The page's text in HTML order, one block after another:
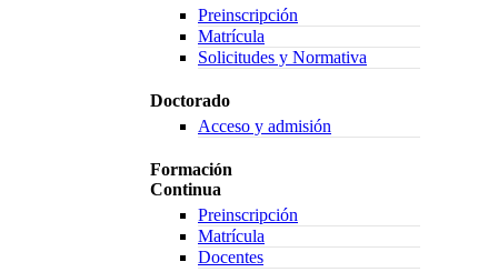
Preinscripción
Matrícula
Solicitudes y Normativa
Doctorado
Acceso y admisión
Formación
Continua
Preinscripción
Matrícula
Docentes